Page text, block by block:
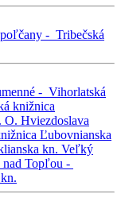
- Tribečská
- Vihorlatská
knižnica
O. Hviezdoslava
Ľubovnianska
kn. Veľký
nad Topľou -